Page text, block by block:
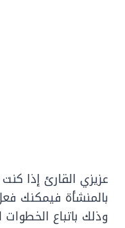
عزيزي القارئ إذا
بالمنشأة فيمكنك
وذلك باتباع الخطوات